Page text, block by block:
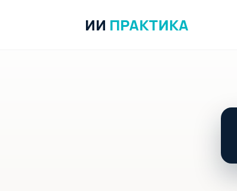
ИИ ПРАКТИКА